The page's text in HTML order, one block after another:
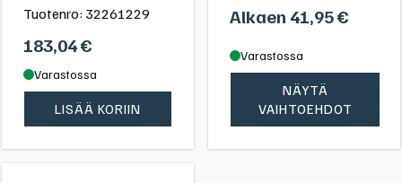
Tuotenro: 32261229
183,04€
Varastossa
LISÄÄ KORIIN
Alkaen 41,95€
Varastossa
NÄYTÄ
VAIHTOEHDOT